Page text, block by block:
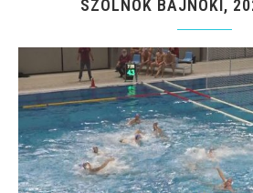
SZOLNOK BAJNOKI,